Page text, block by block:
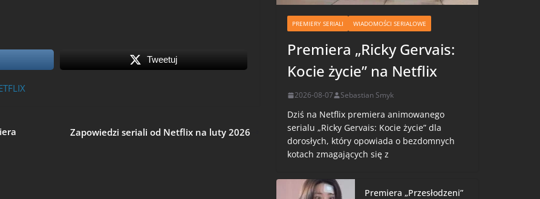
Tweetuj
Zapowiedzi seriali od Netflix na luty 2026
PREMIERY SERIALI WIADOMOŚCI SERIALOWE
Premiera „Ricky Gervais:
Kocie życie” na Netflix
2026-08-07 Sebastian Smyk
Dziś na Netflix premiera animowanego
serialu „Ricky Gervais: Kocie życie” dla
dorosłych, który opowiada o bezdomnych
kotach zmagających się z
Premiera „Przesłodzeni”